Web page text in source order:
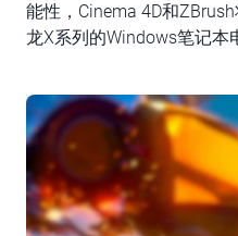
能性，Cinema 4D和
龙X系列的Windows笔记本